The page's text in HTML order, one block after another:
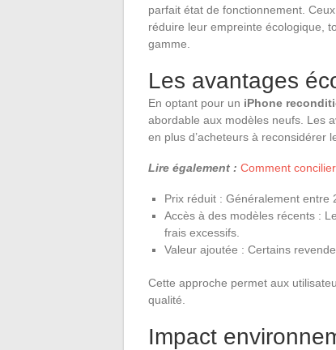
parfait état de fonctionnement.
réduire leur empreinte écologique,
gamme.
Les avantages
En optant pour un iPhone
abordable aux modèles neufs. Les
en plus d’acheteurs à reconsidérer
Lire également : Comment
Prix réduit : Généralement entre
Accès à des modèles récents :
frais excessifs.
Valeur ajoutée : Certains
Cette approche permet aux
qualité.
Impact